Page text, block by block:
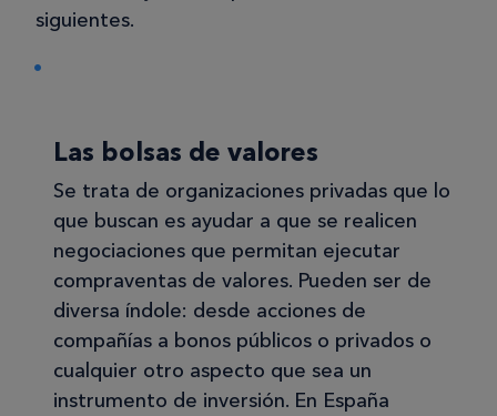
siguientes.
Las bolsas de valores
Se trata de organizaciones privadas que lo
que buscan es ayudar a que se realicen
negociaciones que permitan ejecutar
compraventas de valores. Pueden ser de
diversa índole: desde acciones de
compañías a bonos públicos o privados o
cualquier otro aspecto que sea un
instrumento de inversión. En España